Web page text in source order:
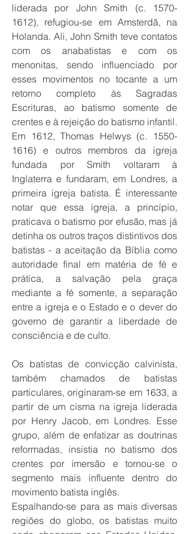
liderada por John Smith (c. 1570-
1612), refugiou-se em Amsterdã, na
Holanda. Ali, John Smith teve contatos
com os anabatistas e com os
menonitas, sendo influenciado por
esses movimentos no tocante a um
retorno completo às Sagradas
Escrituras, ao batismo somente de
crentes e à rejeição do batismo infantil.
Em 1612, Thomas Helwys (c. 1550-
1616) e outros membros da igreja
fundada por Smith voltaram à
Inglaterra e fundaram, em Londres, a
primeira igreja batista. É interessante
notar que essa igreja, a princípio,
praticava o batismo por efusão, mas já
detinha os outros traços distintivos dos
batistas - a aceitação da Bíblia como
autoridade final em matéria de fé e
prática, a salvação pela graça
mediante a fé somente, a separação
entre a igreja e o Estado e o dever do
governo de garantir a liberdade de
consciência e de culto.
Os batistas de convicção calvinista,
também chamados de batistas
particulares, originaram-se em 1633, a
partir de um cisma na igreja liderada
por Henry Jacob, em Londres. Esse
grupo, além de enfatizar as doutrinas
reformadas, insistia no batismo dos
crentes por imersão e tornou-se o
segmento mais influente dentro do
movimento batista inglês.
Espalhando-se para as mais diversas
regiões do globo, os batistas muito